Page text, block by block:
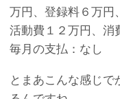
万円、登録料６万円、
活動費１２万円、消
毎月の支払：なし
とまあこんな感じ